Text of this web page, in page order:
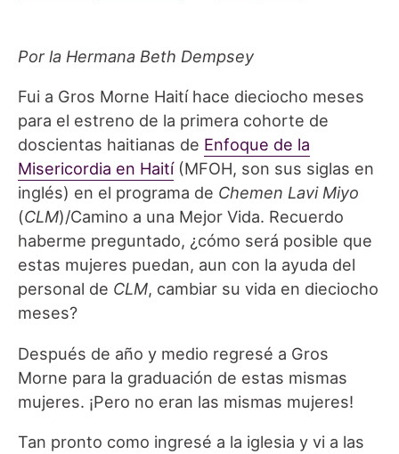
Por la Hermana Beth Dempsey
Fui a Gros Morne Haití hace dieciocho meses
para el estreno de la primera cohorte de
doscientas haitianas de Enfoque de la
Misericordia en Haití(MFOH, son sus siglas en
inglés) en el programa de Chemen Lavi Miyo
(CLM)/Camino a una Mejor Vida. Recuerdo
haberme preguntado, ¿cómo será posible que
estas mujeres puedan, aun con la ayuda del
personal de CLM, cambiar su vida en dieciocho
meses?
Después de año y medio regresé a Gros
Morne para la graduación de estas mismas
mujeres. ¡Pero no eran las mismas mujeres!
Tan pronto como ingresé a la iglesia y vi a las